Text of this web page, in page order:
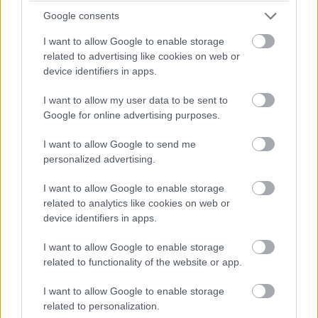
Google consents
I want to allow Google to enable storage
related to advertising like cookies on web or
device identifiers in apps.
I want to allow my user data to be sent to
Google for online advertising purposes.
I want to allow Google to send me
personalized advertising.
I want to allow Google to enable storage
related to analytics like cookies on web or
device identifiers in apps.
I want to allow Google to enable storage
related to functionality of the website or app.
I want to allow Google to enable storage
related to personalization.
Oscar Isaacet élete legnagyobb
kihívása elé állította a
Holdlovag sorozat
Molnár Dávid| 2021 október 18. 17:00
A Marvel Filmes Univerzumba csatlakozó
színész egyszerre nyögte és üdvözölte a
Disney+-os széria forgatását.
Oscar Isaacet napokon belüla Dűnébenfogjuk üdvözölni,
ám a Marvel rajongók többsége valószínűleg már a
jövőre érkező Moon Knightban
nyújtott alakítására